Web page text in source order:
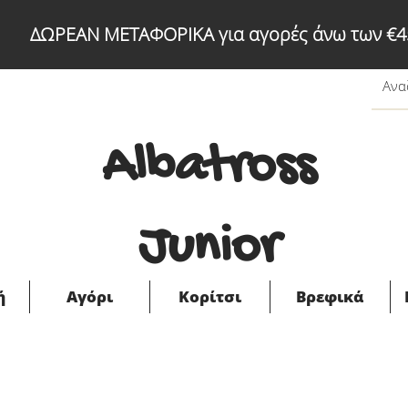
ΔΩΡΕΑΝ ΜΕΤΑΦΟΡΙΚΑ για αγορές άνω των
Albatross
Junior
Αγόρι Κορίτσι Βρεφικά